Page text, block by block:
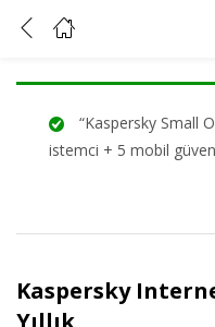
Kullanıcı adınızı ve şifrenizi
Beni Hatırla
“Kaspersky Small
istemci + 5 mobil
Kaspersky